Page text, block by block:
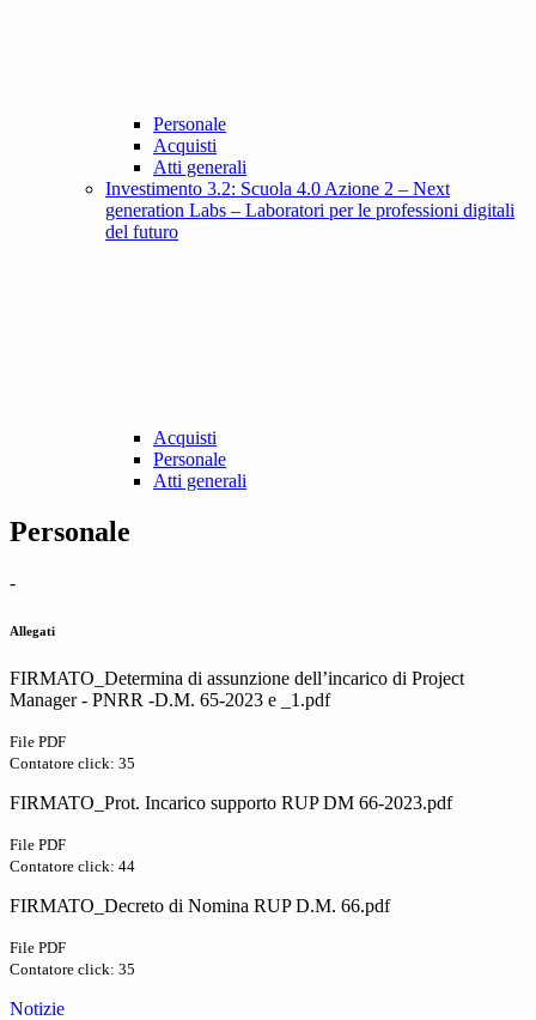
Personale
Acquisti
Atti generali
Investimento 3.2: Scuola 4.0 Azione 2 – Next
generation Labs – Laboratori per le professioni digitali
del futuro
Acquisti
Personale
Atti generali
Personale
-
Allegati
FIRMATO_Determina di assunzione dell’incarico di Project
Manager - PNRR -D.M. 65-2023 e _1.pdf
File PDF
Contatore click: 35
FIRMATO_Prot. Incarico supporto RUP DM 66-2023.pdf
File PDF
Contatore click: 44
FIRMATO_Decreto di Nomina RUP D.M. 66.pdf
File PDF
Contatore click: 35
Notizie